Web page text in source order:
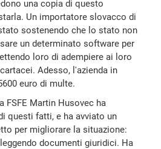
una copia di questo
Un importatore slovacco di
sostenendo che lo stato non
un determinato software per
loro di adempiere ai loro
Adesso, l'azienda in
euro di multe.
FSFE Martin Husovec ha
questi fatti, e ha avviato un
per migliorare la situazione:
documenti giuridici. Ha